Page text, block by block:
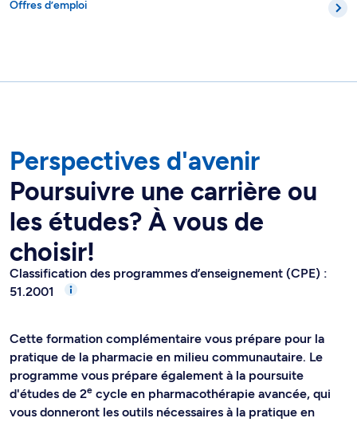
Offres d’emploi
Perspectives d'avenir
Poursuivre une carrière ou
les études? À vous de
choisir!
Classification des programmes d’enseignement (CPE) :
51.2001
Cette formation complémentaire vous prépare pour la
pratique de la pharmacie en milieu communautaire. Le
programme vous prépare également à la poursuite
d'études de 2e cycle en pharmacothérapie avancée, qui
vous donneront les outils nécessaires à la pratique en